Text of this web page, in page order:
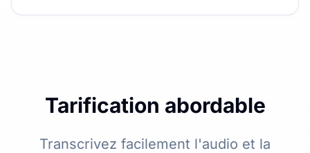
Tarification abordable
Transcrivez facilement l'audio et la